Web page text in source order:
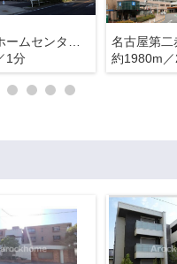
1分
名古屋第二
約1980m